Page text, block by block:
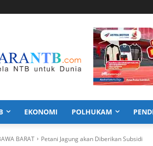
EKONOMI POLHUKAM
BARAT Petani Jagung akan Diberikan Subsidi